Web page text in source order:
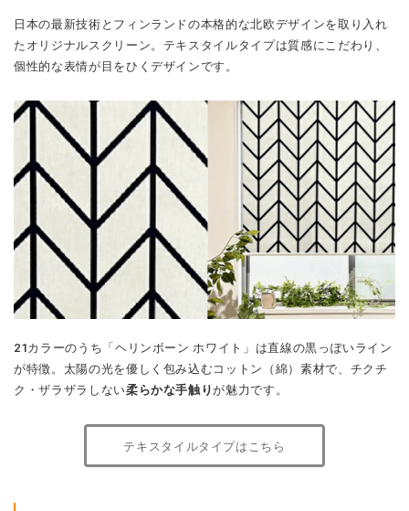
日本の最新技術とフィンランドの本格的な北欧デザインを取り入れ
たオリジナルスクリーン。テキスタイルタイプは質感にこだわり、
個性的な表情が目をひくデザインです。
21カラーのうち「ヘリンボーン ホワイト」は直線の黒っぽいライン
が特徴。太陽の光を優しく包み込むコットン（綿）素材で、チクチ
ク・ザラザラしない柔らかな手触りが魅力です。
テキスタイルタイプはこちら